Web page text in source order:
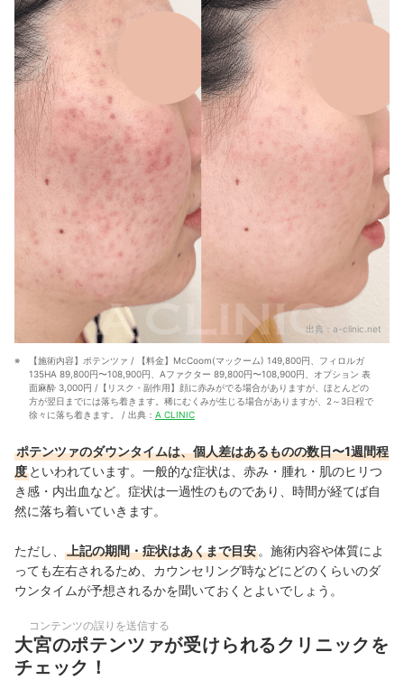
出典： a-clinic.net
【施術内容】ポテンツァ / 【料金】McCoom(マックーム) 149,800円、フィロルガ
135HA 89,800円〜108,900円、Aファクター 89,800円〜108,900円、オプション 表
面麻酔 3,000円 /【リスク・副作用】顔に赤みがでる場合がありますが、ほとんどの
方が翌日までには落ち着きます。稀にむくみが生じる場合がありますが、2～3日程で
徐々に落ち着きます。 / 出典： A CLINIC
ポテンツァのダウンタイムは、個人差はあるものの数日〜1週間程
度 といわれています。一般的な症状は、赤み・腫れ・肌のヒリつ
き感・内出血など。症状は一過性のものであり、時間が経てば自
然に落ち着いていきます。
ただし、 上記の期間・症状はあくまで目安 。施術内容や体質によ
っても左右されるため、カウンセリング時などにどのくらいのダ
ウンタイムが予想されるかを聞いておくとよいでしょう。
コンテンツの誤りを送信する
大宮のポテンツァが受けられるクリニックを
チェック！